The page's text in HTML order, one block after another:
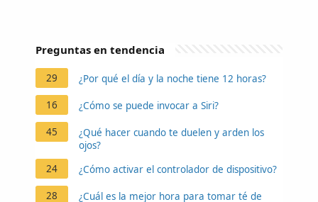
Preguntas en tendencia
29 ¿Por qué el día y la noche tiene 12 horas?
16 ¿Cómo se puede invocar a Siri?
45
¿Qué hacer cuando te duelen y arden los
ojos?
24
¿Cómo activar el controlador de dispositivo?
28
¿Cuál es la mejor hora para tomar té de